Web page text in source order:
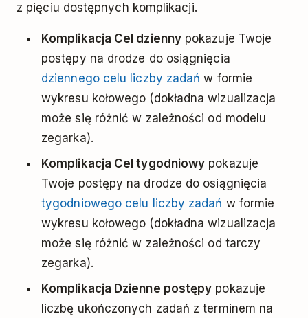
z pięciu dostępnych komplikacji.
Komplikacja Cel dziennypokazuje Twoje
postępy na drodze do osiągnięcia
dziennego celu liczby zadań w formie
wykresu kołowego (dokładna wizualizacja
może się różnić w zależności od modelu
zegarka).
Komplikacja Cel tygodniowy pokazuje
Twoje postępy na drodze do osiągnięcia
tygodniowego celu liczby zadań w formie
wykresu kołowego (dokładna wizualizacja
może się różnić w zależności od tarczy
zegarka).
Komplikacja Dzienne postępy pokazuje
liczbę ukończonych zadań z terminem na